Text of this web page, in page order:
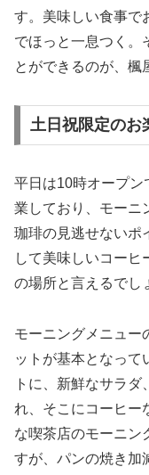
す。美味しい食事で
でほっと一息つく。
とができるのが、楓
土日祝限定のお
平日は10時オープン
業しており、モーニ
珈琲の見逃せないポ
して美味しいコーヒ
の場所と言えるでし
モーニングメニュー
ットが基本となって
トに、新鮮なサラ
れ、そこにコーヒー
な喫茶店のモーニン
すが、パンの焼き加